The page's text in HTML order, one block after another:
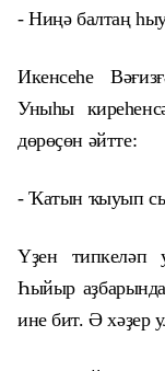
- Ниңә балтаң
Икенсеһе
Уныһы
дөрөҫөн әйтте:
- Ҡатын ҡыуып
Үҙен типкеләп
Һыйыр
ине бит. Ә хәҙер